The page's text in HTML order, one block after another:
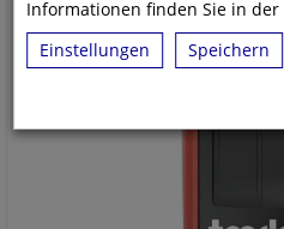
Informationen finden Sie in der
Einstellungen
Speichern